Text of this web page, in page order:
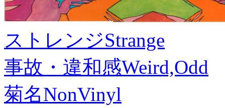
ストレンジStrange
事故・違和感Weird,Odd
菊名NonVinyl